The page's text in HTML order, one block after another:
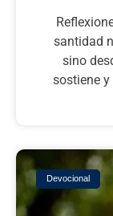
santidad
sino
sostiene
Devocional